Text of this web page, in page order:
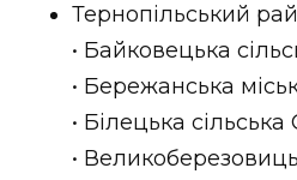
Тернопільський
• Байковецька
• Бережанська
• Білецька сільська
•